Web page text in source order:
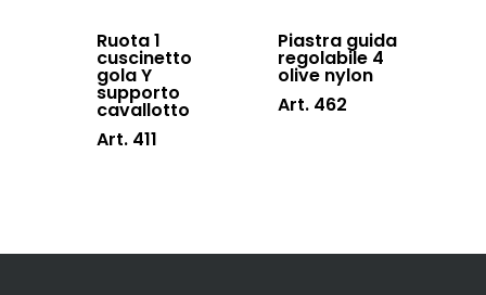
Ruota 1
cuscinetto
gola Y
supporto
cavallotto
Art. 411
Piastra guida
regolabile 4
olive nylon
Art. 462